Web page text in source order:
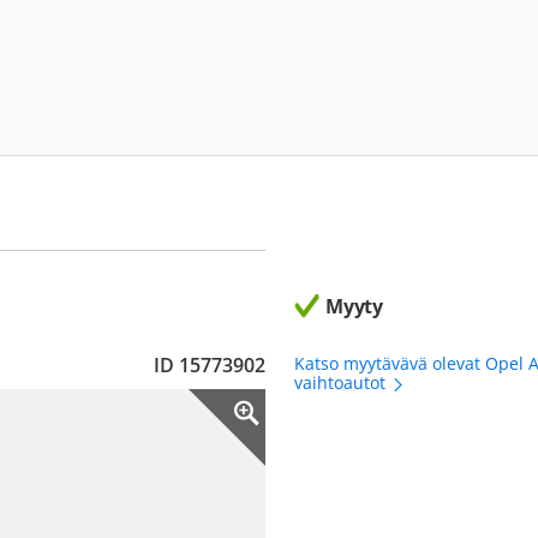
ID 15773902
Myyty
Katso myytävävä olevat Opel
vaihtoautot